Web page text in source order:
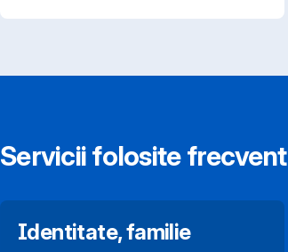
Servicii folosite frecvent
Identitate, familie